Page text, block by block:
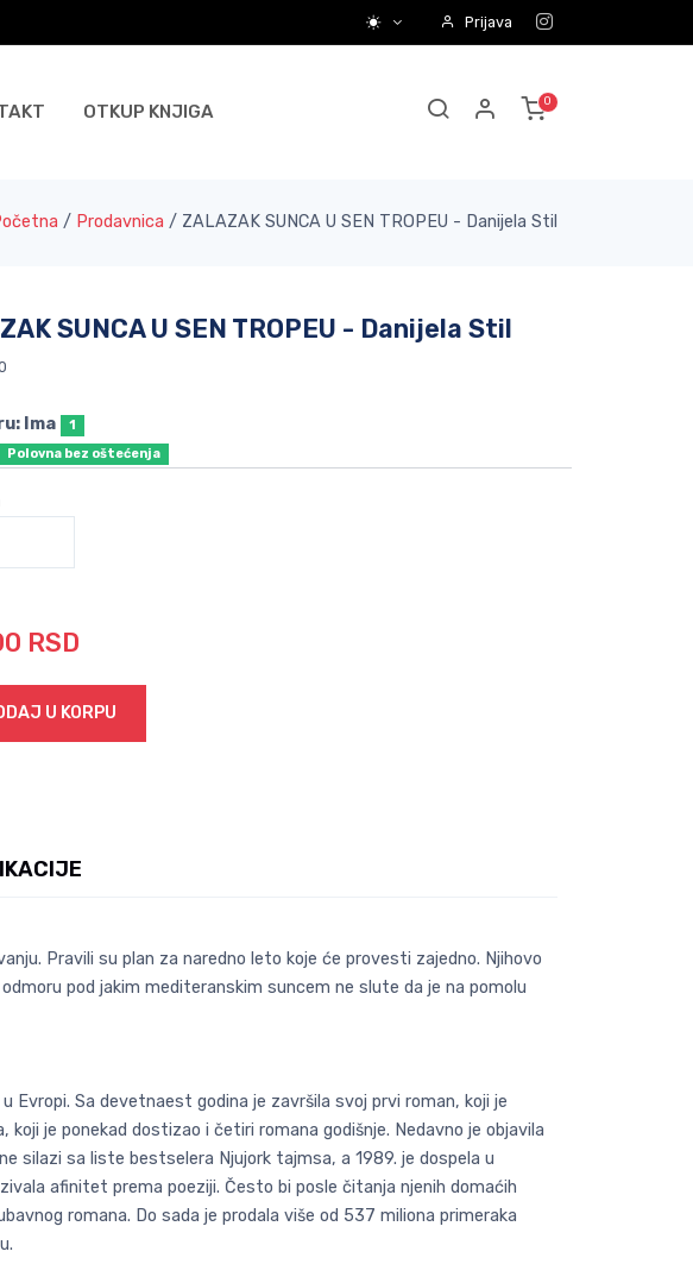
Prijava
OTKUP KNJIGA
/ Prodavnica / ZALAZAK SUNCA U SEN TROPEU - Danijela Stil
SUNCA U SEN TROPEU - Danijela Stil
Ima 1
Polovna bez oštećenja
RSD
U KORPU
Pravili su plan za naredno leto koje će provesti zajedno. Njihovo
pod jakim mediteranskim suncem ne slute da je na pomolu
Evropi. Sa devetnaest godina je završila svoj prvi roman, koji je
je ponekad dostizao i četiri romana godišnje. Nedavno je objavila
silazi sa liste bestselera Njujork tajmsa, a 1989. je dospela u
afinitet prema poeziji. Često bi posle čitanja njenih domaćih
romana. Do sada je prodala više od 537 miliona primeraka